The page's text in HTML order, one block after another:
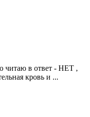
читаю в ответ - НЕТ ,
кровь и ...